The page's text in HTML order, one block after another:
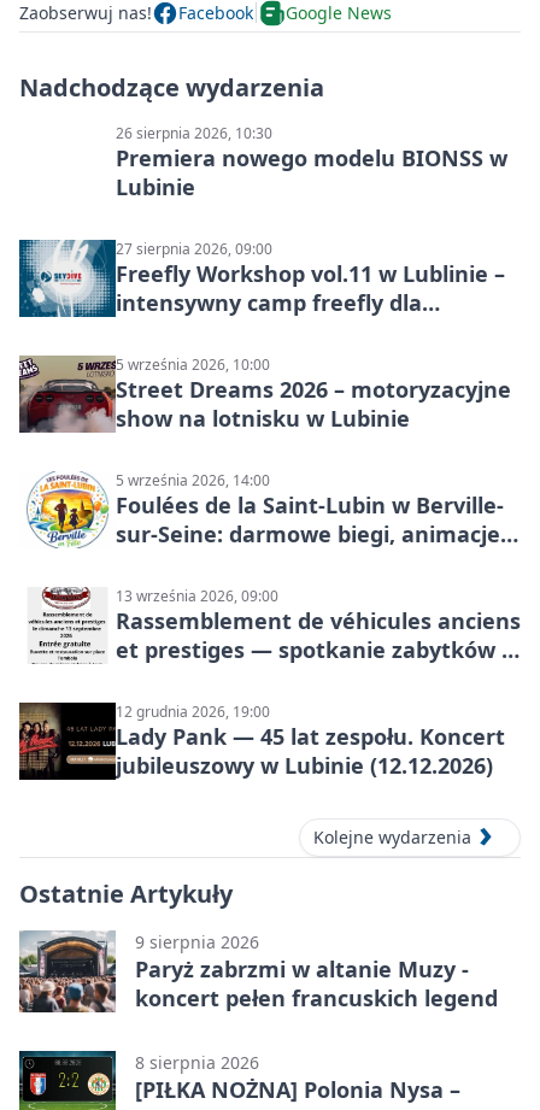
Zaobserwuj nas! Facebook Google News
Nadchodzące wydarzenia
26 sierpnia 2026, 10:30
Premiera nowego modelu BIONSS w
Lubinie
27 sierpnia 2026, 09:00
Freefly Workshop vol.11 w Lublinie –
intensywny camp freefly dla
5 września 2026, 10:00
Street Dreams 2026 – motoryzacyjne
show na lotnisku w Lubinie
5 września 2026, 14:00
Foulées de la Saint-Lubin w Berville-
sur-Seine: darmowe biegi, animacje i
13 września 2026, 09:00
Rassemblement de véhicules anciens
et prestiges — spotkanie zabytków i
12 grudnia 2026, 19:00
Lady Pank — 45 lat zespołu. Koncert
jubileuszowy w Lubinie (12.12.2026)
Kolejne wydarzenia
Ostatnie Artykuły
9 sierpnia 2026
Paryż zabrzmi w altanie Muzy -
koncert pełen francuskich legend
8 sierpnia 2026
[PIŁKA NOŻNA] Polonia Nysa –